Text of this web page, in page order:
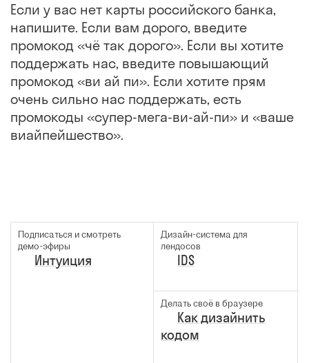
Если у вас нет карты российского банка,
напишите. Если вам дорого, введите
промокод «чё так дорого». Если вы хотите
поддержать нас, введите повышающий
пpомокод «ви ай пи». Если хотите прям
очень сильно нас поддержать, есть
промокоды «супер-мега-ви-ай-пи» и «ваше
виайпейшество».
Подписаться и смотреть
демо-эфиры
Интуиция
Дизайн-система для
лендосов
IDS
Делать своё в браузере
Как дизайнить
кодом